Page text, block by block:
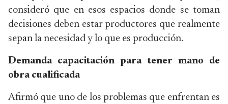
consideró que en esos espacios donde se toman
decisiones deben estar productores que realmente
sepan la necesidad y lo que es producción.
Demanda capacitación para tener mano de
obra cualificada
Afirmó que uno de los problemas que enfrentan es